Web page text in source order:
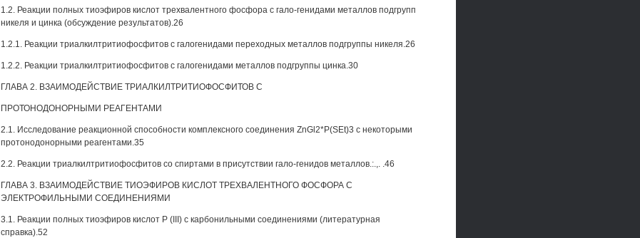
1.2. Реакции полных тиоэфиров кислот трехвалентного фосфора с гало-генидами металлов подгрупп
никеля и цинка (обсуждение результатов).26
1.2.1. Реакции триалкилтритиофосфитов с галогенидами переходных металлов подгруппы никеля.26
1.2.2. Реакции триалкилтритиофосфитов с галогенидами металлов подгруппы цинка.30
ГЛАВА 2. ВЗАИМОДЕЙСТВИЕ ТРИАЛКИЛТРИТИОФОСФИТОВ С
ПРОТОНОДОНОРНЫМИ РЕАГЕНТАМИ
2.1. Исследование реакционной способности комплексного соединения ZnGl2*P(SEt)3 с некоторыми
протонодонорными реагентами.35
2.2. Реакции триалкилтритиофосфитов со спиртами в присутствии гало-генидов металлов.:.,. .46
ГЛАВА 3. ВЗАИМОДЕЙСТВИЕ ТИОЭФИРОВ КИСЛОТ ТРЕХВАЛЕНТНОГО ФОСФОРА С
ЭЛЕКТРОФИЛЬНЫМИ СОЕДИНЕНИЯМИ
3.1. Реакции полных тиоэфиров кислот Р (III) с карбонильными соединениями (литературная
справка).52